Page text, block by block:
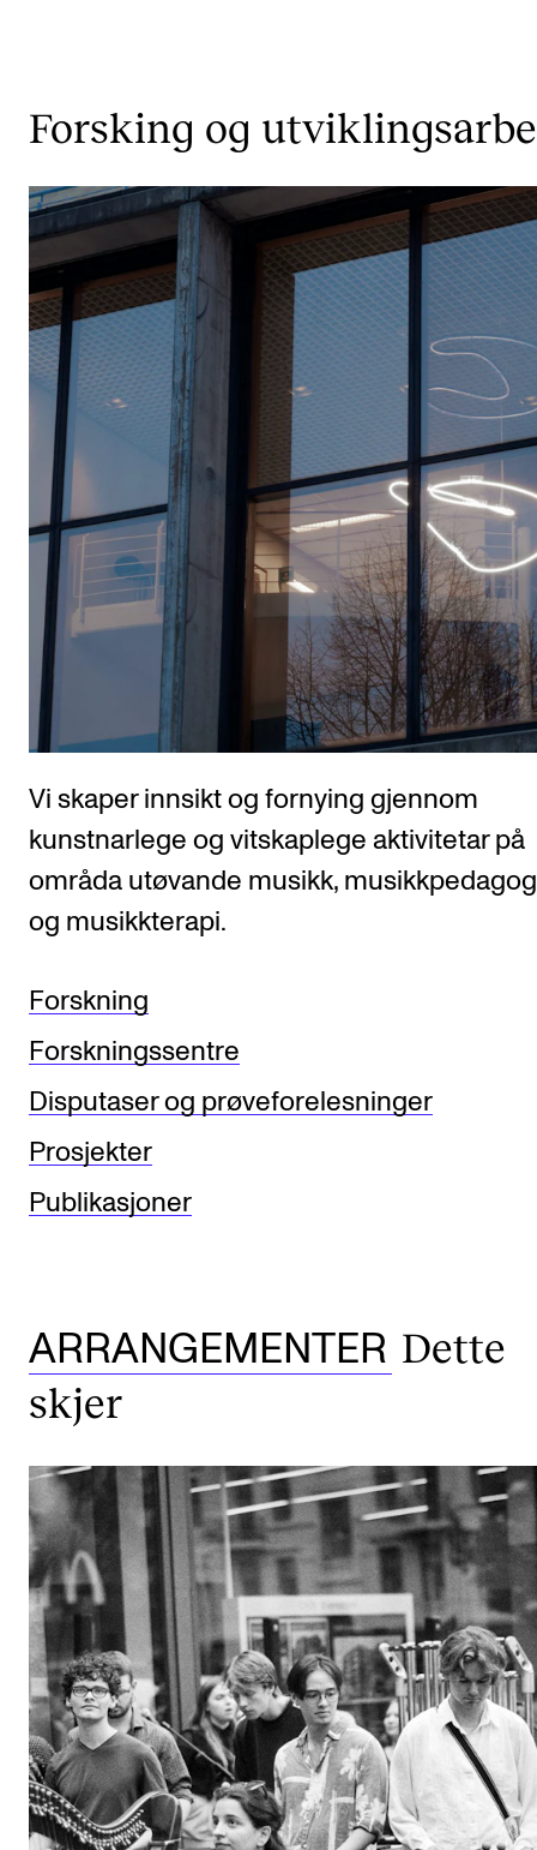
Forsking og
Vi skaper innsikt og fornying gjennom
kunstnarlege og vitskaplege aktivitetar på
områda utøvande musikk,
og musikkterapi.
Forskning
Forskningssentre
Disputaser og prøveforelesninger
Prosjekter
Publikasjoner
ARRANGEMENTER Dette
skjer